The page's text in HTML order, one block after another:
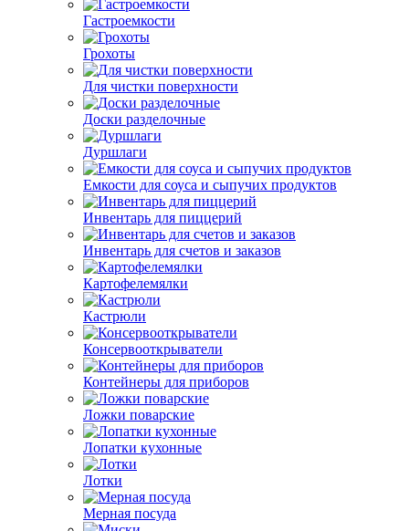
Гастроемкости
Грохоты
Для чистки поверхности
Доски разделочные
Дуршлаги
Емкости для соуса и сыпучих продуктов
Инвентарь для пиццерий
Инвентарь для счетов и заказов
Картофелемялки
Кастрюли
Консервооткрыватели
Контейнеры для приборов
Ложки поварские
Лопатки кухонные
Лотки
Мерная посуда